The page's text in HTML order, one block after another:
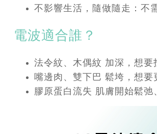
不影響生活，隨做隨走：不
電波適合誰？
法令紋、木偶紋 加深，想要
嘴邊肉、雙下巴 鬆垮，想要
膠原蛋白流失 肌膚開始鬆弛